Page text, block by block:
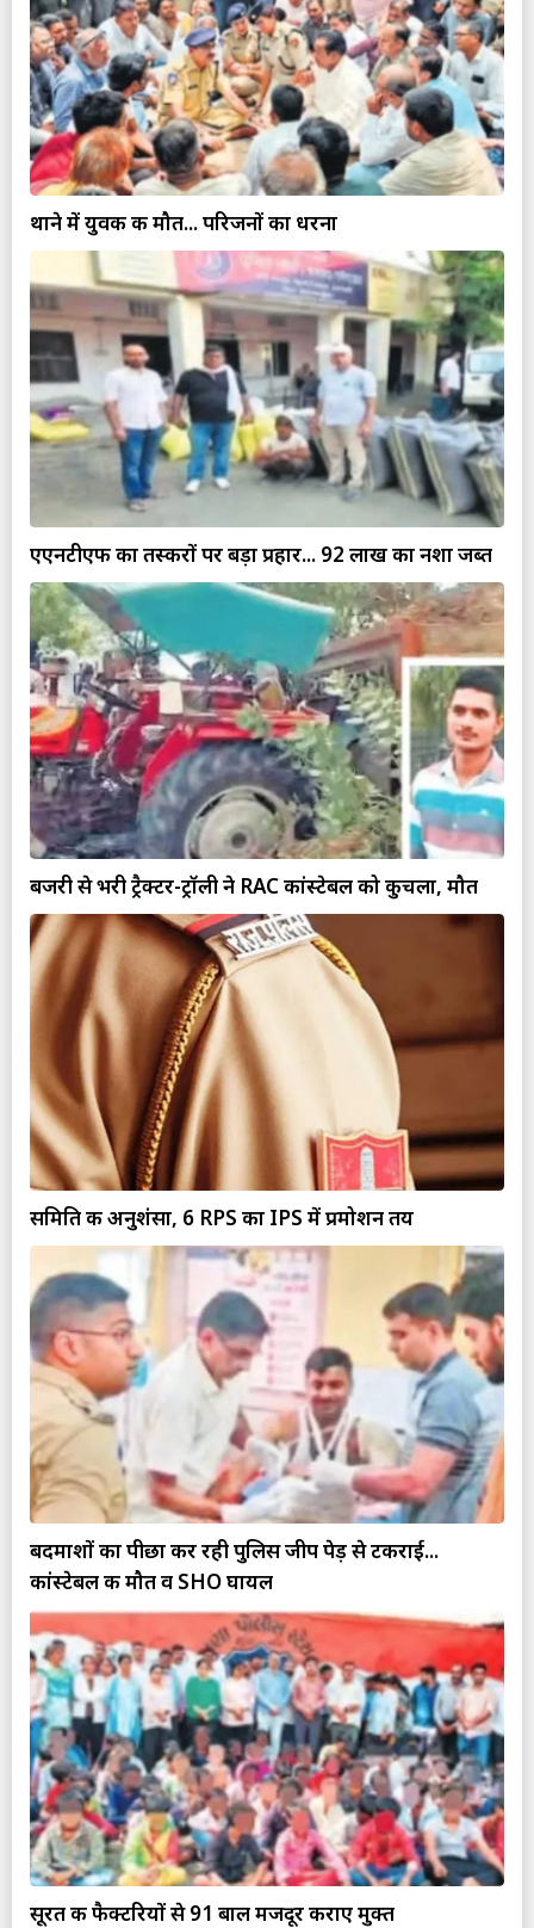
थाने में युवक की मौत... परिजनों का धरना
एएनटीएफ का तस्करों पर बड़ा प्रहार... 92 लाख का नशा जब्त
बजरी से भरी ट्रैक्टर-ट्रॉली ने RAC कांस्टेबल को कुचला, मौत
समिति की अनुशंसा, 6 RPS का IPS में प्रमोशन तय
बदमाशों का पीछा कर रही पुलिस जीप पेड़ से टकराई...
कांस्टेबल की मौत व SHO घायल
सूरत की फैक्टरियों से 91 बाल मजदूर कराए मुक्त